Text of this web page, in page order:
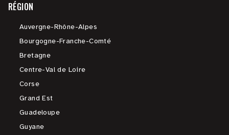
RÉGION
Auvergne-Rhône-Alpes
Bourgogne-Franche-Comté
Bretagne
Centre-Val de Loire
Corse
Grand Est
Guadeloupe
Guyane